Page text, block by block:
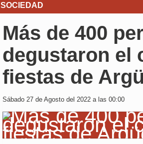
SOCIEDAD
Más de 400
degustaron el
fiestas de
Sábado 27 de Agosto del 2022 a las 00:00